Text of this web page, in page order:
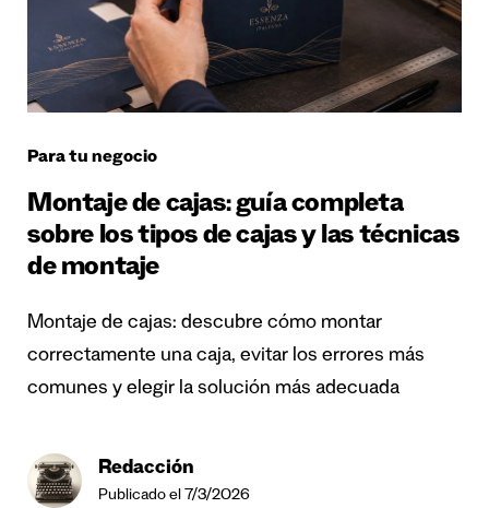
Para tu negocio
Montaje de cajas: guía completa
sobre los tipos de cajas y las técnicas
de montaje
Montaje de cajas: descubre cómo montar
correctamente una caja, evitar los errores más
comunes y elegir la solución más adecuada
Redacción
Publicado el 7/3/2026